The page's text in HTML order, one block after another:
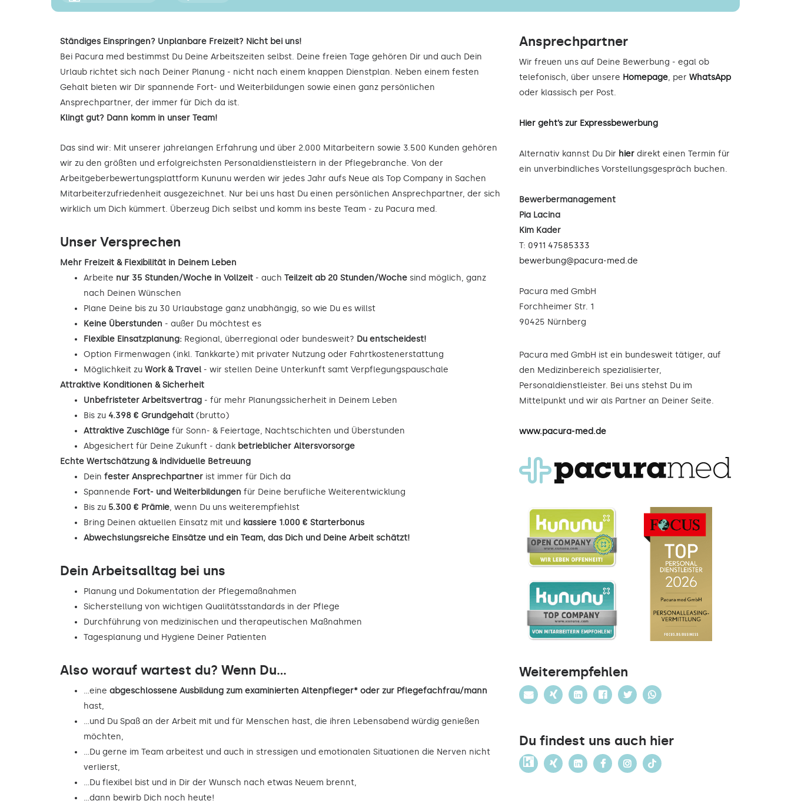
Ständiges Einspringen? Unplanbare Freizeit? Nicht bei uns!
Bei Pacura med bestimmst Du Deine Arbeitszeiten selbst. Deine freien Tage gehören Dir und auch Dein
Urlaub richtet sich nach Deiner Planung - nicht nach einem knappen Dienstplan. Neben einem festen
Gehalt bieten wir Dir spannende Fort- und Weiterbildungen sowie einen ganz persönlichen
Ansprechpartner, der immer für Dich da ist.
Klingt gut? Dann komm in unser Team!
Das sind wir: Mit unserer jahrelangen Erfahrung und über 2.000 Mitarbeitern sowie 3.500 Kunden gehören
wir zu den größten und erfolgreichsten Personaldienstleistern in der Pflegebranche. Von der
Arbeitgeberbewertungsplattform Kununu werden wir jedes Jahr aufs Neue als Top Company in Sachen
Mitarbeiterzufriedenheit ausgezeichnet. Nur bei uns hast Du einen persönlichen Ansprechpartner, der sich
wirklich um Dich kümmert. Überzeug Dich selbst und komm ins beste Team - zu Pacura med.
Unser Versprechen
Mehr Freizeit & Flexibilität in Deinem Leben
Arbeite nur 35 Stunden/Woche in Vollzeit - auch Teilzeit ab 20 Stunden/Woche sind möglich, ganz
nach Deinen Wünschen
Plane Deine bis zu 30 Urlaubstage ganz unabhängig, so wie Du es willst
Keine Überstunden - außer Du möchtest es
Flexible Einsatzplanung: Regional, überregional oder bundesweit? Du entscheidest!
Option Firmenwagen (inkl. Tankkarte) mit privater Nutzung oder Fahrtkostenerstattung
Möglichkeit zu Work & Travel - wir stellen Deine Unterkunft samt Verpflegungspauschale
Attraktive Konditionen & Sicherheit
Unbefristeter Arbeitsvertrag - für mehr Planungssicherheit in Deinem Leben
Bis zu 4.398 € Grundgehalt (brutto)
Attraktive Zuschläge für Sonn- & Feiertage, Nachtschichten und Überstunden
Abgesichert für Deine Zukunft - dank betrieblicher Altersvorsorge
Echte Wertschätzung & individuelle Betreuung
Dein fester Ansprechpartner ist immer für Dich da
Spannende Fort- und Weiterbildungen für Deine berufliche Weiterentwicklung
Bis zu 5.300 € Prämie, wenn Du uns weiterempfiehlst
Bring Deinen aktuellen Einsatz mit und kassiere 1.000 € Starterbonus
Abwechslungsreiche Einsätze und ein Team, das Dich und Deine Arbeit schätzt!
Dein Arbeitsalltag bei uns
Planung und Dokumentation der Pflegemaßnahmen
Sicherstellung von wichtigen Qualitätsstandards in der Pflege
Durchführung von medizinischen und therapeutischen Maßnahmen
Tagesplanung und Hygiene Deiner Patienten
Also worauf wartest du? Wenn Du...
…eine abgeschlossene Ausbildung zum examinierten Altenpfleger* oder zur Pflegefachfrau/mann
hast,
…und Du Spaß an der Arbeit mit und für Menschen hast, die ihren Lebensabend würdig genießen
möchten,
…Du gerne im Team arbeitest und auch in stressigen und emotionalen Situationen die Nerven nicht
verlierst,
…Du flexibel bist und in Dir der Wunsch nach etwas Neuem brennt,
…dann bewirb Dich noch heute!
Ansprechpartner
Wir freuen uns auf Deine Bewerbung - egal ob
telefonisch, über unsere Homepage, per WhatsApp
oder klassisch per Post.
Hier geht’s zur Expressbewerbung
Alternativ kannst Du Dir hier direkt einen Termin für
ein unverbindliches Vorstellungsgespräch buchen.
Bewerbermanagement
Pia Lacina
Kim Kader
T: 0911 47585333
bewerbung@pacura-med.de
Pacura med GmbH
Forchheimer Str. 1
90425 Nürnberg
Pacura med GmbH ist ein bundesweit tätiger, auf
den Medizinbereich spezialisierter,
Personaldienstleister. Bei uns stehst Du im
Mittelpunkt und wir als Partner an Deiner Seite.
www.pacura-med.de
Weiterempfehlen
Du findest uns auch hier